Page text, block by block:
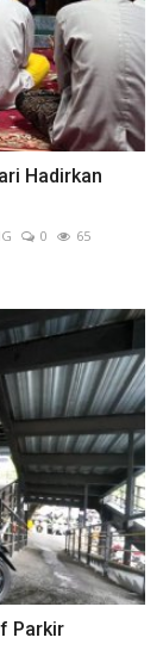
Hadirkan
0
65
Parkir